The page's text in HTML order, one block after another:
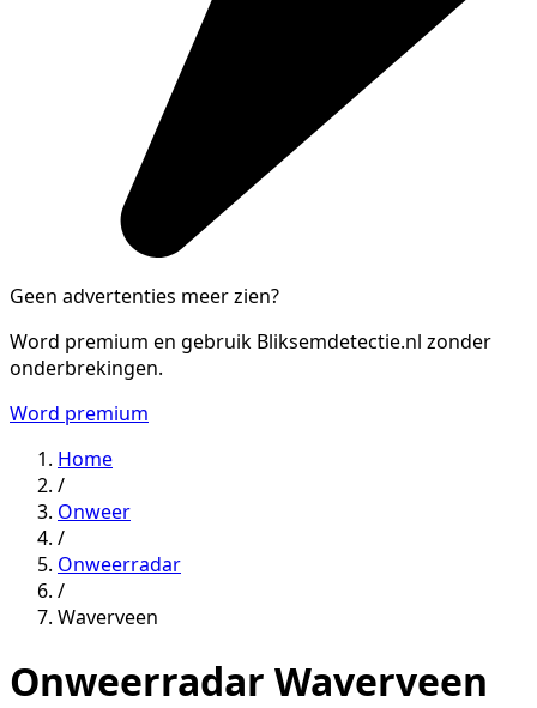
Geen advertenties meer zien?
Word premium en gebruik Bliksemdetectie.nl zonder
onderbrekingen.
Word premium
Home
/
Onweer
/
Onweerradar
/
Waverveen
Onweerradar Waverveen